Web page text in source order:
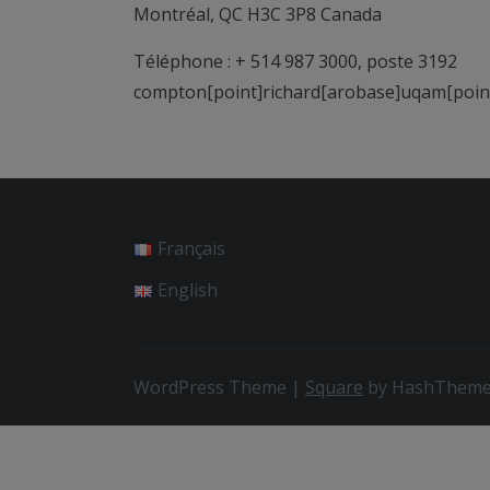
Montréal, QC H3C 3P8 Canada
Téléphone : + 514 987 3000, poste 3192
Français
English
WordPress Theme | Square by